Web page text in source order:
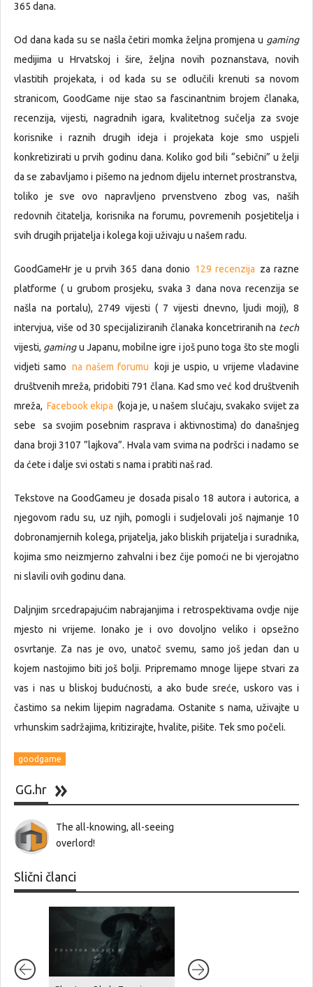
365 dana.
Od dana kada su se našla četiri momka željna promjena u gaming
medijima u Hrvatskoj i šire, željna novih poznanstava, novih
vlastitih projekata, i od kada su se odlučili krenuti sa novom
stranicom, GoodGame nije stao sa fascinantnim brojem članaka,
recenzija, vijesti, nagradnih igara, kvalitetnog sučelja za svoje
korisnike i raznih drugih ideja i projekata koje smo uspjeli
konkretizirati u prvih godinu dana. Koliko god bili “sebični” u želji
da se zabavljamo i pišemo na jednom dijelu internet prostranstva,
toliko je sve ovo napravljeno prvenstveno zbog vas, naših
redovnih čitatelja, korisnika na forumu, povremenih posjetitelja i
svih drugih prijatelja i kolega koji uživaju u našem radu.
GoodGameHr je u prvih 365 dana donio 129 recenzija za razne
platforme ( u grubom prosjeku, svaka 3 dana nova recenzija se
našla na portalu), 2749 vijesti ( 7 vijesti dnevno, ljudi moji), 8
intervjua, više od 30 specijaliziranih članaka koncetriranih na tech
vijesti, gamingu Japanu, mobilne igre i još puno toga što ste mogli
vidjeti samo na našem forumu
koji je uspio, u vrijeme vladavine
društvenih mreža, pridobiti 791 člana. Kad smo već kod društvenih
mreža, Facebook ekipa (koja je, u našem slučaju, svakako svijet za
sebe sa svojim posebnim rasprava i aktivnostima) do današnjeg
dana broji 3107 ”lajkova”. Hvala vam svima na podršci i nadamo se
da ćete i dalje svi ostati s nama i pratiti naš rad.
Tekstove na GoodGameu je dosada pisalo 18 autora i autorica, a
njegovom radu su, uz njih, pomogli i sudjelovali još najmanje 10
dobronamjernih kolega, prijatelja, jako bliskih prijatelja i suradnika,
kojima smo neizmjerno zahvalni i bez čije pomoći ne bi vjerojatno
ni slavili ovih godinu dana.
Daljnjim srcedrapajućim nabrajanjima i retrospektivama ovdje nije
mjesto ni vrijeme. Ionako je i ovo dovoljno veliko i opsežno
osvrtanje. Za nas je ovo, unatoč svemu, samo još jedan dan u
kojem nastojimo biti još bolji. Pripremamo mnoge lijepe stvari za
vas i nas u bliskoj budućnosti, a ako bude sreće, uskoro vas i
častimo sa nekim lijepim nagradama. Ostanite s nama, uživajte u
vrhunskim sadržajima, kritizirajte, hvalite, pišite. Tek smo počeli.
goodgame
GG.hr
The all-knowing, all-seeing
overlord!
Slični članci